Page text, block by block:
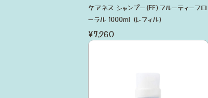
ケアネス シャンプー(FF)フルーティーフロ
ーラル 1000ml (レフィル)
¥7,260